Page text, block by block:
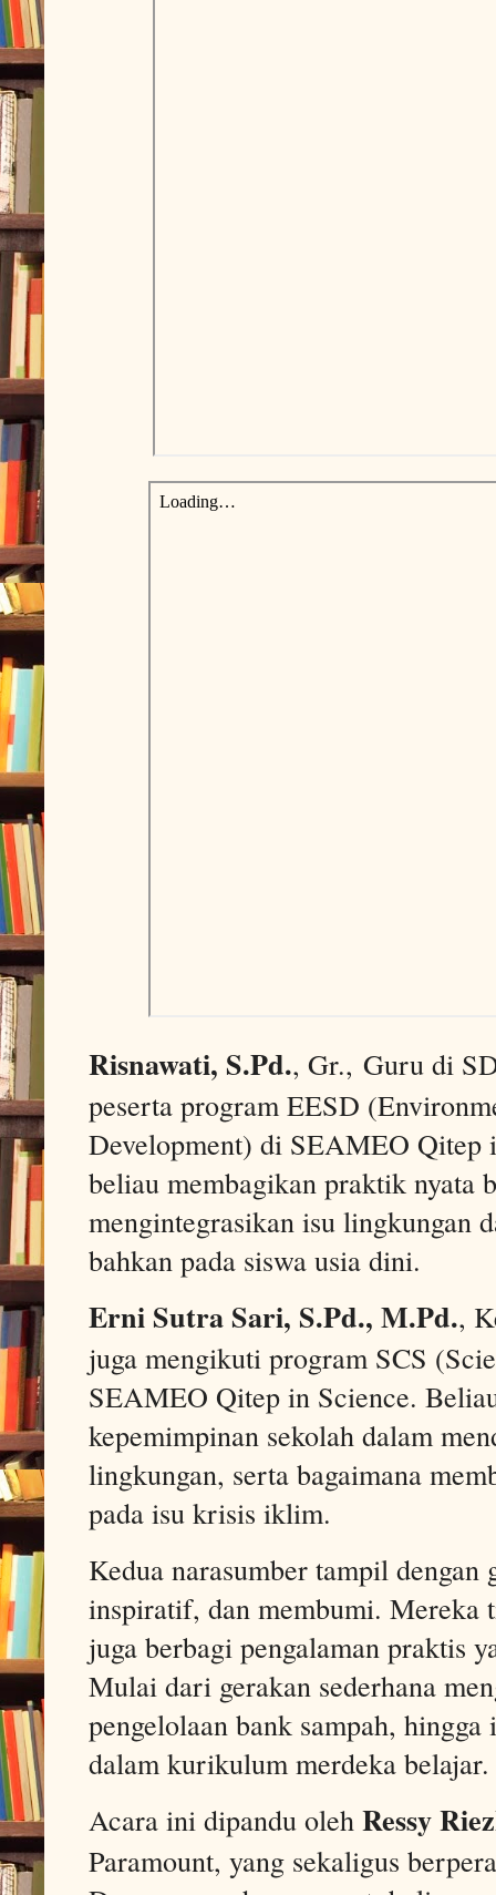
Risnawati, S.Pd., Gr., Guru di
peserta program EESD
Development) di SEAMEO Qitep
beliau membagikan praktik nyata
mengintegrasikan isu lingkungan
bahkan pada siswa usia dini.
Erni Sutra Sari, S.Pd., M.Pd.,
juga mengikuti program SCS
SEAMEO Qitep in Science.
kepemimpinan sekolah dalam
lingkungan, serta bagaimana
pada isu krisis iklim.
Kedua narasumber tampil dengan
inspiratif, dan membumi. Mereka
juga berbagi pengalaman praktis
Mulai dari gerakan sederhana
pengelolaan bank sampah,
dalam kurikulum merdeka belajar.
Acara ini dipandu oleh Ressy
Paramount, yang sekaligus